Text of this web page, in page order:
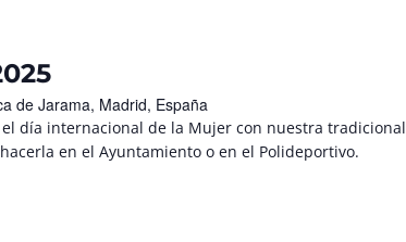
de Jarama, Madrid, España
día internacional de la Mujer con nuestra tradicional
en el Ayuntamiento o en el Polideportivo.